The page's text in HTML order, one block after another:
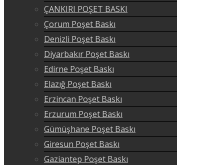
ÇANKIRI POŞET BASKI
Çorum Poşet Baskı
Denizli Poşet Baskı
Diyarbakır Poşet Baskı
Edirne Poşet Baskı
Elazığ Poşet Baskı
Erzincan Poşet Baskı
Erzurum Poşet Baskı
Gümüşhane Poşet Baskı
Giresun Poşet Baskı
Gaziantep Poşet Baskı